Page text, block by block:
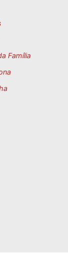
Família